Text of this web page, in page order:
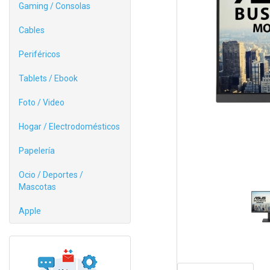
Gaming / Consolas
Cables
Periféricos
Tablets / Ebook
Foto / Video
Hogar / Electrodomésticos
Papelería
Ocio / Deportes /
Mascotas
Apple